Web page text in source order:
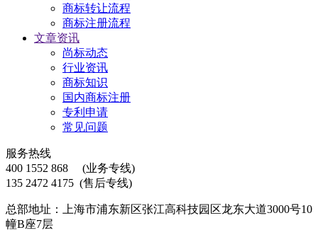
商标转让流程
商标注册流程
文章资讯
尚标动态
行业资讯
商标知识
国内商标注册
专利申请
常见问题
服务热线
400 1552 868
(业务专线)
135 2472 4175 (售后专线)
总部地址：上海市浦东新区张江高科技园区龙东大道3000号10
幢B座7层